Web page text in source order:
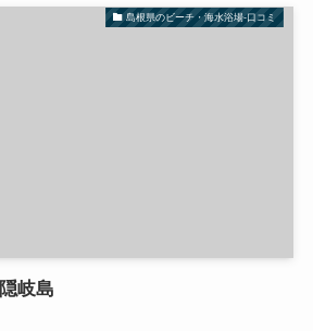
島根県のビーチ・海水浴場-口コミ
岐島